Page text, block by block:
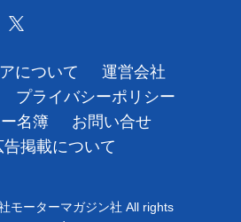
について
運営会社
プライバシーポリシー
名簿
お問い合せ
告掲載について
モーターマガジン社 All rights